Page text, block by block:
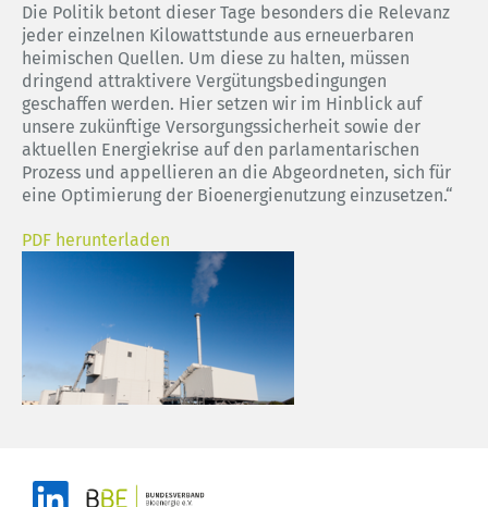
Die Politik betont dieser Tage besonders die Relevanz
jeder einzelnen Kilowattstunde aus erneuerbaren
heimischen Quellen. Um diese zu halten, müssen
dringend attraktivere Vergütungsbedingungen
geschaffen werden. Hier setzen wir im Hinblick auf
unsere zukünftige Versorgungssicherheit sowie der
aktuellen Energiekrise auf den parlamentarischen
Prozess und appellieren an die Abgeordneten, sich für
eine Optimierung der Bioenergienutzung einzusetzen.“
PDF herunterladen